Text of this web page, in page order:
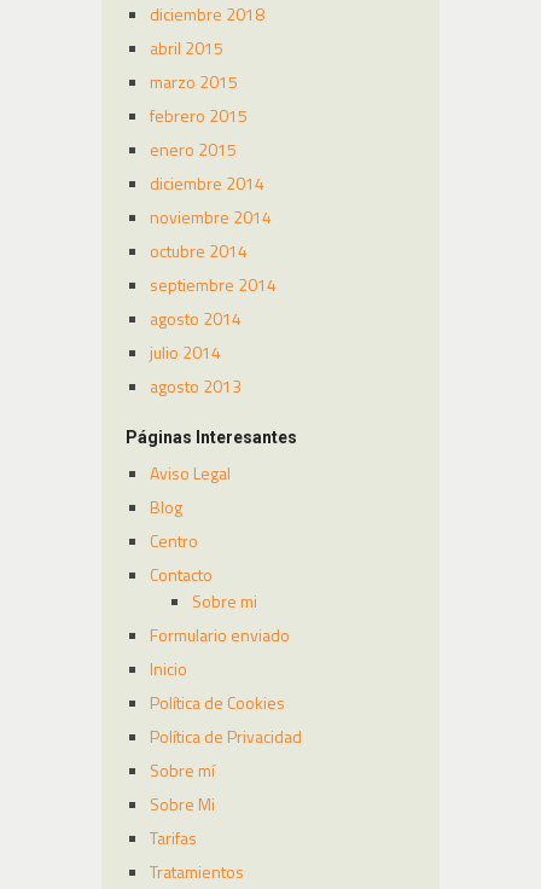
diciembre 2018
abril 2015
marzo 2015
febrero 2015
enero 2015
diciembre 2014
noviembre 2014
octubre 2014
septiembre 2014
agosto 2014
julio 2014
agosto 2013
Páginas Interesantes
Aviso Legal
Blog
Centro
Contacto
Sobre mi
Formulario enviado
Inicio
Política de Cookies
Política de Privacidad
Sobre mí
Sobre Mi
Tarifas
Tratamientos